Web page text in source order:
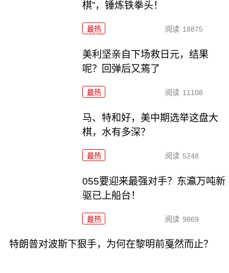
棋”，锤炼铁拳头！
最热 阅读 18875
美利坚亲自下场救日元，结果
呢？回弹后又蔫了
最热 阅读 11108
马、特和好，美中期选举这盘大
棋，水有多深？
最热 阅读 5248
055要迎来最强对手？东瀛万吨新
驱已上船台！
最热 阅读 9869
特朗普对波斯下狠手，为何在黎明前戛然而止？